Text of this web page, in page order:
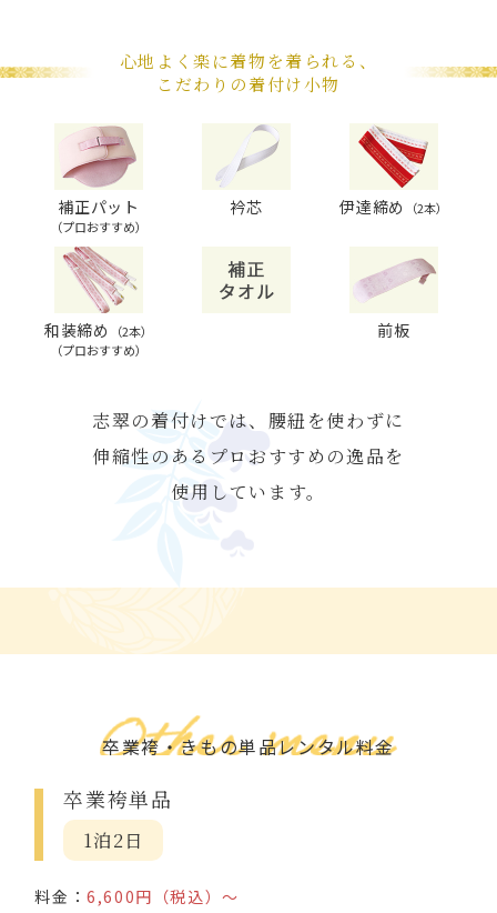
心地よく楽に着物を着られる、
こだわりの着付け小物
補正パット
（プロおすすめ）
衿芯 伊達締め （2本）
和装締め
（2本）
（プロおすすめ）
前板
志翠の着付けでは、腰紐を使わずに
伸縮性のあるプロおすすめの逸品を
使用しています。
卒業袴・きもの単品レンタル料金
卒業袴単品
1泊2日
料金：6,600円（税込）～